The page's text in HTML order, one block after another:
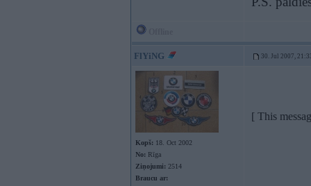
FlYiNG 30. Jul 2007,
Kopš: 18. Oct 2002
No: Rīga
Ziņojumi: 2514
Braucu ar:
[ This